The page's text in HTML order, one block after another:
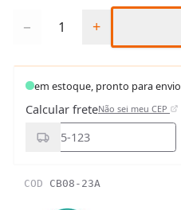
− +
em estoque, pronto para envio
Calcular freteNão sei meu CEP
COD CB08-23A